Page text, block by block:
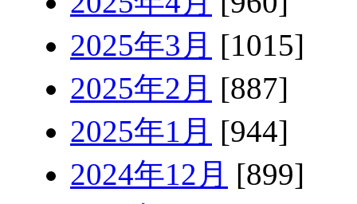
2025年3月 [1015]
2025年2月 [887]
2025年1月 [944]
2024年12月 [899]